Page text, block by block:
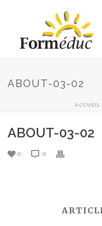
ABOUT-03-02
ACCUEIL
ABOUT-03-02
0 0